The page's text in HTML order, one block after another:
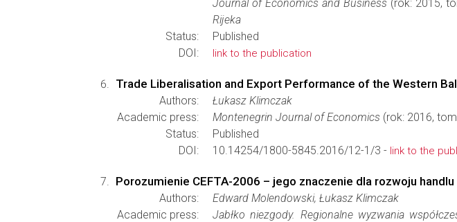
Journal of Economics and Business (rok: 2015,
Rijeka
Status:
Published
DOI:
link to the publication
Trade Liberalisation and Export Performance of the Western
Authors:
Łukasz Klimczak
Academic press:
Montenegrin Journal of Economics (rok: 2016,
Status:
Published
DOI:
10.14254/1800-5845.2016/12-1/3 - link to the
Porozumienie CEFTA-2006 – jego znaczenie dla rozwoju
Authors:
Edward Molendowski, Łukasz Klimczak
Academic press:
Jabłko niezgody. Regionalne wyzwania